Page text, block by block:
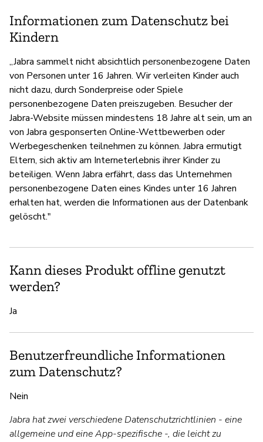
Informationen zum Datenschutz bei
Kindern
„Jabra sammelt nicht absichtlich personenbezogene Daten
von Personen unter 16 Jahren. Wir verleiten Kinder auch
nicht dazu, durch Sonderpreise oder Spiele
personenbezogene Daten preiszugeben. Besucher der
Jabra-Website müssen mindestens 18 Jahre alt sein, um an
von Jabra gesponserten Online-Wettbewerben oder
Werbegeschenken teilnehmen zu können. Jabra ermutigt
Eltern, sich aktiv am Interneterlebnis ihrer Kinder zu
beteiligen. Wenn Jabra erfährt, dass das Unternehmen
personenbezogene Daten eines Kindes unter 16 Jahren
erhalten hat, werden die Informationen aus der Datenbank
gelöscht."
Kann dieses Produkt offline genutzt
werden?
Ja
Benutzerfreundliche Informationen
zum Datenschutz?
Nein
Jabra hat zwei verschiedene Datenschutzrichtlinien - eine
allgemeine und eine App-spezifische -, die leicht zu